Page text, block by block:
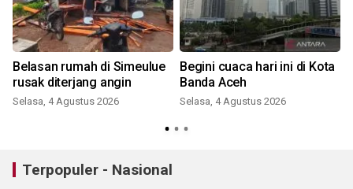
Belasan rumah di Simeulue
rusak diterjang angin
Selasa, 4 Agustus 2026
Begini cuaca hari ini di Kota
Banda Aceh
Selasa, 4 Agustus 2026
Terpopuler - Nasional